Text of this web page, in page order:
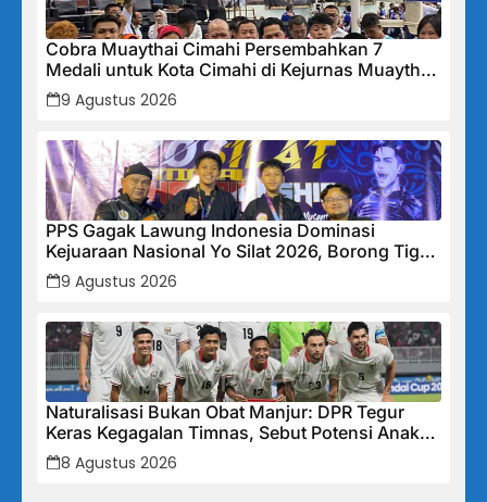
Cobra Muaythai Cimahi Persembahkan 7
Medali untuk Kota Cimahi di Kejurnas Muaythai
Indonesia 2026
9 Agustus 2026
PPS Gagak Lawung Indonesia Dominasi
Kejuaraan Nasional Yo Silat 2026, Borong Tiga
Medali Emas
9 Agustus 2026
Naturalisasi Bukan Obat Manjur: DPR Tegur
Keras Kegagalan Timnas, Sebut Potensi Anak
Bangsa Terabaikan Demi “Jalan Pintas”
8 Agustus 2026